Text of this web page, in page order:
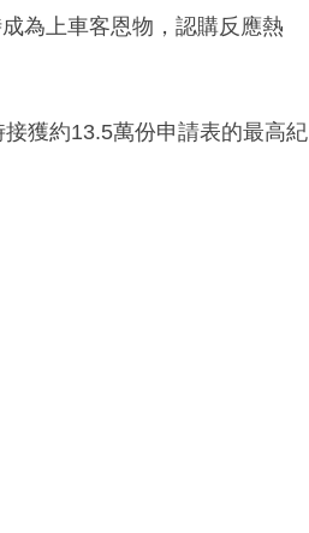
為上車客恩物，認購反應熱
獲約13.5萬份申請表的最高紀